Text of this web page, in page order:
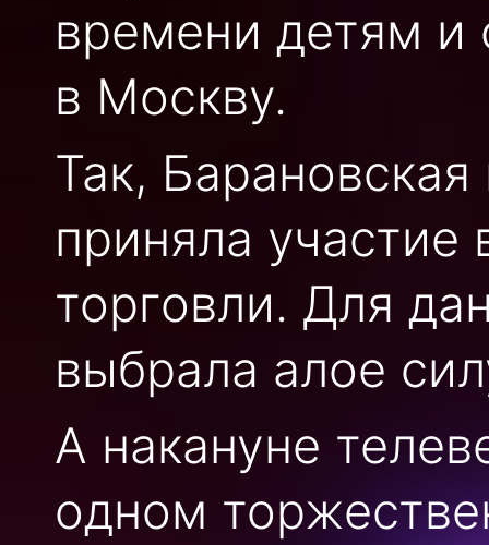
времени детям и
в Москву.
Так,
приняла участие
торговли. Для
выбрала алое
А накануне
одном